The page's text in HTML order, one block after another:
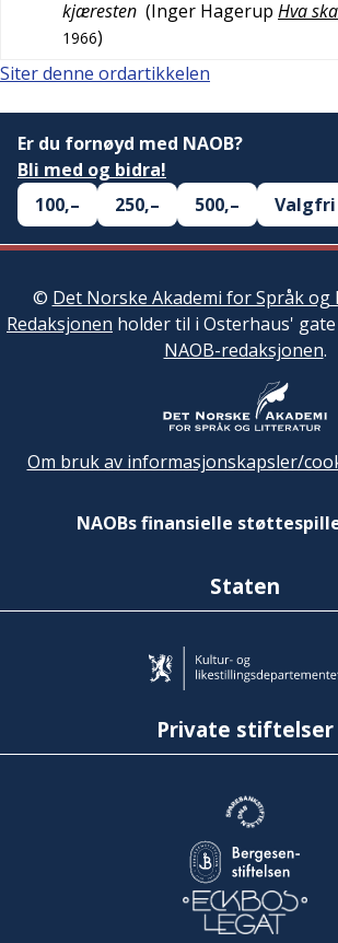
kjæresten (Inger Hagerup Hva
1966)
Siter denne ordartikkelen
Er du fornøyd med NAOB?
Bli med og bidra!
100,–
250,– 500,– Valgfri
© Det Norske Akademi for Språk
Redaksjonen holder til i Osterhaus' gate
NAOB-redaksjonen.
Om bruk av informasjonskapsler/
NAOBs finansielle
Staten
Private stiftelser